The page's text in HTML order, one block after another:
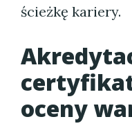
ścieżkę kariery.
oceny